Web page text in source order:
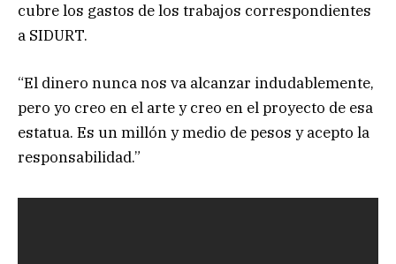
cubre los gastos de los trabajos correspondientes
a SIDURT.
“El dinero nunca nos va alcanzar indudablemente,
pero yo creo en el arte y creo en el proyecto de esa
estatua. Es un millón y medio de pesos y acepto la
responsabilidad.”